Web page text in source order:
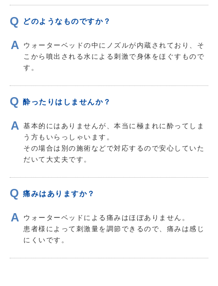
どのようなものですか？
ウォーターベッドの中にノズルが内蔵されており、そ
こから噴出される水による刺激で身体をほぐすもので
す。
酔ったりはしませんか？
基本的にはありませんが、本当に極まれに酔ってしま
う方もいらっしゃいます。
その場合は別の施術などで対応するので安心していた
だいて大丈夫です。
痛みはありますか？
ウォーターベッドによる痛みはほぼありません。
患者様によって刺激量を調節できるので、痛みは感じ
にくいです。